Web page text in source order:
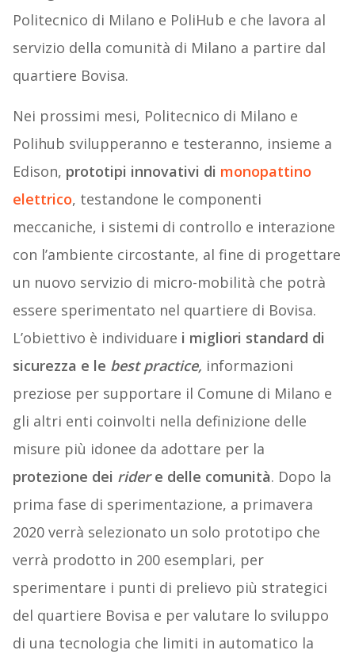
Politecnico di Milano e PoliHub e che lavora al
servizio della comunità di Milano a partire dal
quartiere Bovisa.
Nei prossimi mesi, Politecnico di Milano e
Polihub svilupperanno e testeranno, insieme a
Edison, prototipi innovativi di monopattino
elettrico, testandone le componenti
meccaniche, i sistemi di controllo e interazione
con l’ambiente circostante, al fine di progettare
un nuovo servizio di micro-mobilità che potrà
essere sperimentato nel quartiere di Bovisa.
L’obiettivo è individuare i migliori standard di
sicurezza e le best practice, informazioni
preziose per supportare il Comune di Milano e
gli altri enti coinvolti nella definizione delle
misure più idonee da adottare per la
protezione dei ridere delle comunità. Dopo la
prima fase di sperimentazione, a primavera
2020 verrà selezionato un solo prototipo che
verrà prodotto in 200 esemplari, per
sperimentare i punti di prelievo più strategici
del quartiere Bovisa e per valutare lo sviluppo
di una tecnologia che limiti in automatico la